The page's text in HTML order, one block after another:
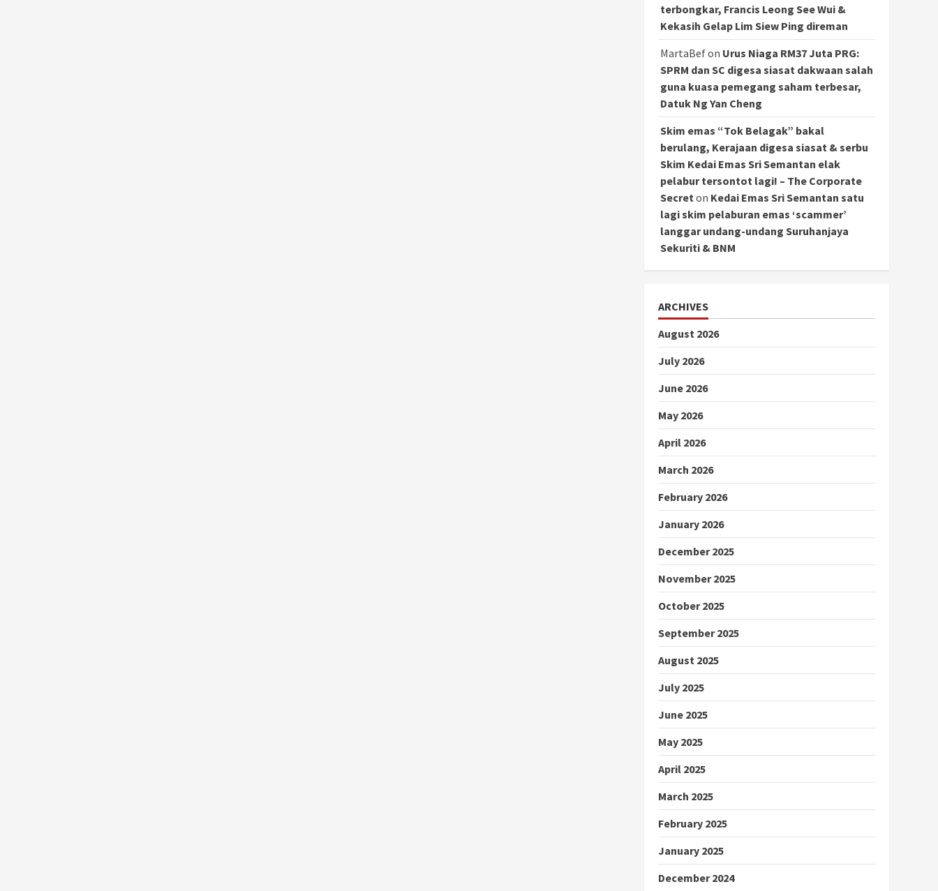
terbongkar, Francis Leong See Wui &
Kekasih Gelap Lim Siew Ping direman
MartaBefon Urus Niaga RM37 Juta PRG:
SPRM dan SC digesa siasat dakwaan salah
guna kuasa pemegang saham terbesar,
Datuk Ng Yan Cheng
Skim emas “Tok Belagak” bakal
berulang, Kerajaan digesa siasat & serbu
Skim Kedai Emas Sri Semantan elak
pelabur tersontot lagi! – The Corporate
Secret on Kedai Emas Sri Semantan satu
lagi skim pelaburan emas ‘scammer’
langgar undang-undang Suruhanjaya
Sekuriti & BNM
ARCHIVES
August 2026
July 2026
June 2026
May 2026
April 2026
March 2026
February 2026
January 2026
December 2025
November 2025
October 2025
September 2025
August 2025
July 2025
June 2025
May 2025
April 2025
March 2025
February 2025
January 2025
December 2024